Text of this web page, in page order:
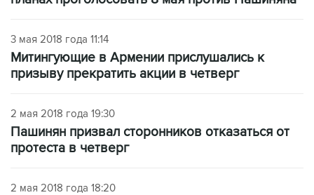
3 мая 2018 года 11:14
Митингующие в Армении прислушались к
призыву прекратить акции в четверг
2 мая 2018 года 19:30
Пашинян призвал сторонников отказаться от
протеста в четверг
2 мая 2018 года 18:20